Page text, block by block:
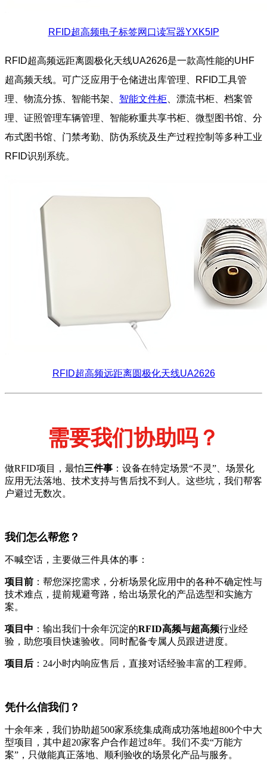
RFID超高频电子标签网口读写器YXK5IP
RFID超高频远距离圆极化天线UA2626是一款高性能的UHF
超高频天线。可广泛应用于仓储进出库管理、RFID工具管
理、物流分拣、智能书架、 智能文件柜 、漂流书柜、档案管
理、证照管理车辆管理、智能称重共享书柜、微型图书馆、分
布式图书馆、门禁考勤、防伪系统及生产过程控制等多种工业
RFID识别系统。
RFID超高频远距离圆极化天线UA2626
需要我们协助吗？
做RFID项目，最怕三件事 ：设备在特定场景“不灵”、场景化
应用无法落地、技术支持与售后找不到人。这些坑，我们帮客
户避过无数次。
我们怎么帮您？
不喊空话，主要做三件具体的事：
项目前 ：帮您深挖需求，分析场景化应用中的各种不确定性与
技术难点，提前规避弯路，给出场景化的产品选型和实施方
案。
项目中 ：输出我们十余年沉淀的RFID高频与超高频行业经
验，助您项目快速验收。同时配备专属人员跟进进度。
项目后 ：24小时内响应售后，直接对话经验丰富的工程师。
凭什么信我们？
十余年来，我们协助超500家系统集成商成功落地超800个中大
型项目，其中超20家客户合作超过8年。我们不卖“万能方
案”，只做能真正落地、顺利验收的场景化产品与服务。